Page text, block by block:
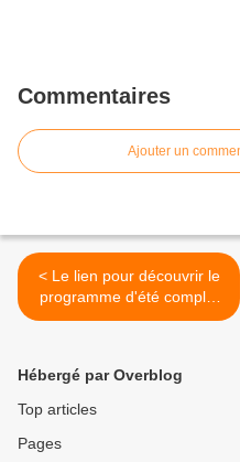
Commentaires
Ajouter un
< Le lien pour découvrir le
programme d'été complet
de la MPT de Penhars
Hébergé par Overblog
Top articles
Pages